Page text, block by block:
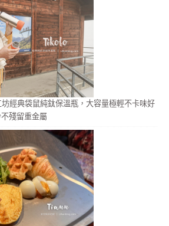
經典袋鼠純鈦保溫瓶，大容量極輕不卡味好
殘留重金屬